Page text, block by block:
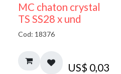
MC chaton crystal
TS SS28 x und
Cod: 18376
US$ 0,03